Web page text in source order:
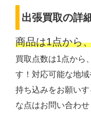
出張買取の詳
商品は1点から
買取点数は1点から
す！対応可能な地
持ち込みをお願い
な点はお問い合わせ